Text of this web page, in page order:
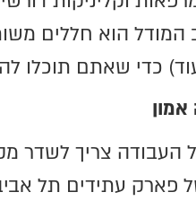
הוא חללים
כדי שאתם תוכלו
העבודה צריך לשדר
פארק עתידים תל